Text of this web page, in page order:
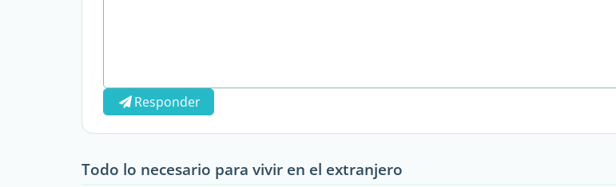
Responder
Todo lo necesario para vivir en el extranjero